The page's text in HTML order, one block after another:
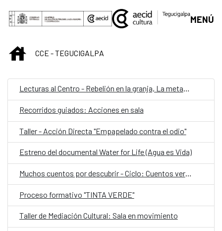
Saltar al contenido principal
MENÚ
INICIOCCE - TEGUCIGALPA
Lecturas al Centro - Rebelión en la granja, La metamorfosis y El adversario
Recorridos guiados: Acciones en sala
Taller - Acción Directa "Empapelado contra el odio"
Estreno del documental Water for Life (Agua es Vida)
Muchos cuentos por descubrir - Ciclo: Cuentos verdes
Proceso formativo "TINTA VERDE"
Taller de Mediación Cultural: Sala en movimiento